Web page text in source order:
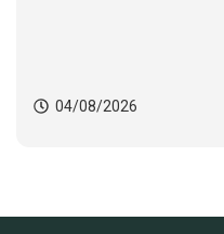
04/08/2026